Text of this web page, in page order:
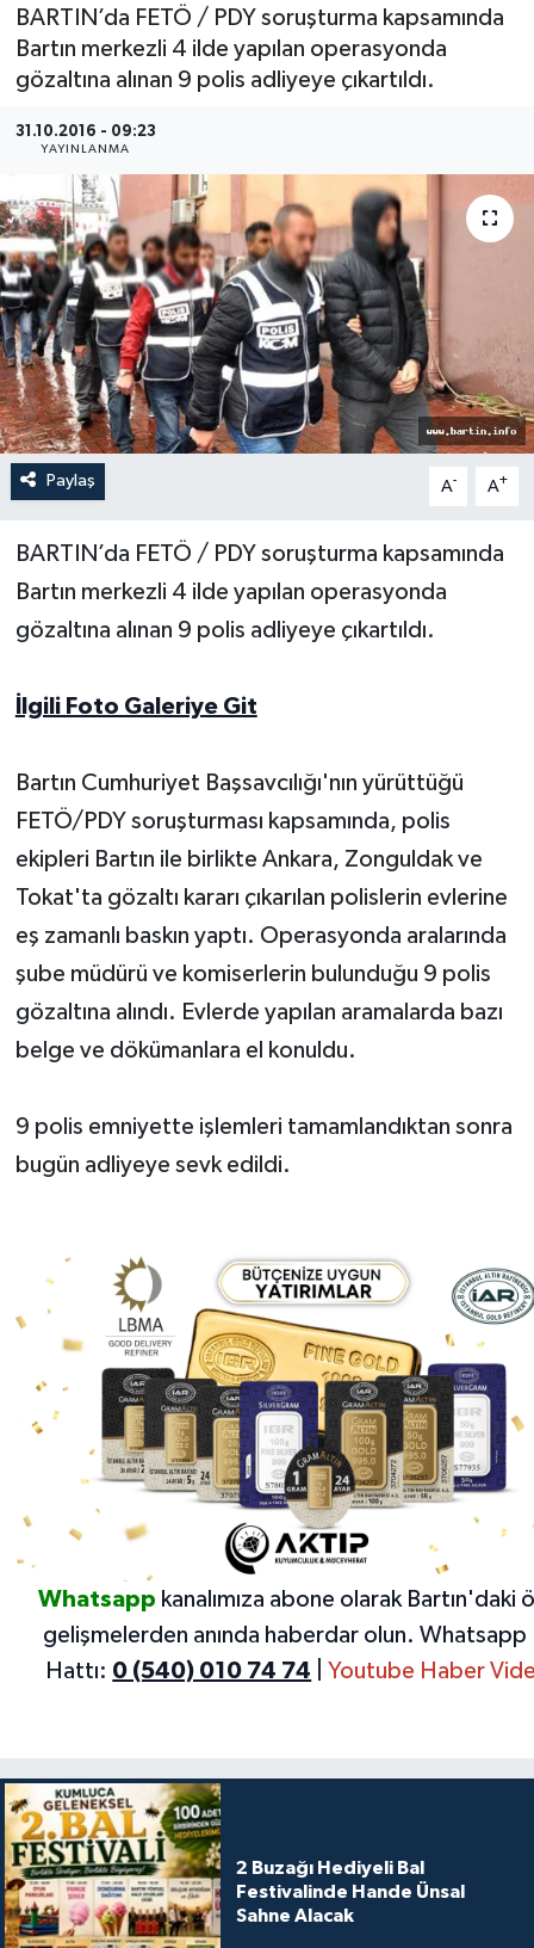
BARTIN’da FETÖ / PDY soruşturma kapsamında
Bartın merkezli 4 ilde yapılan operasyonda
gözaltına alınan 9 polis adliyeye çıkartıldı.
31.10.2016 - 09:23
YAYINLANMA
Paylaş A- A+
BARTIN’da FETÖ / PDY soruşturma kapsamında
Bartın merkezli 4 ilde yapılan operasyonda
gözaltına alınan 9 polis adliyeye çıkartıldı.
İlgili Foto Galeriye Git
Bartın Cumhuriyet Başsavcılığı'nın yürüttüğü
FETÖ/PDY soruşturması kapsamında, polis
ekipleri Bartın ile birlikte Ankara, Zonguldak ve
Tokat'ta gözaltı kararı çıkarılan polislerin evlerine
eş zamanlı baskın yaptı. Operasyonda aralarında
şube müdürü ve komiserlerin bulunduğu 9 polis
gözaltına alındı. Evlerde yapılan aramalarda bazı
belge ve dökümanlara el konuldu.
9 polis emniyette işlemleri tamamlandıktan sonra
bugün adliyeye sevk edildi.
Whatsapp kanalımıza abone olarak Bartın'daki
gelişmelerden anında haberdar olun. Whatsapp
Hattı: 0 (540) 010 74 74 |Youtube Haber
2 Buzağı Hediyeli Bal
Festivalinde Hande Ünsal
Sahne Alacak
Medya
Sivil Toplum
Siyaset
Spor
Tarım
Turizm
Yerel Yönetimler
YEREL